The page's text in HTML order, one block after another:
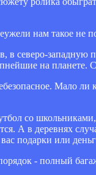
нам такое не
в северо-
на планете.
Мало ли
со
А в деревнях
подарки или
- полный